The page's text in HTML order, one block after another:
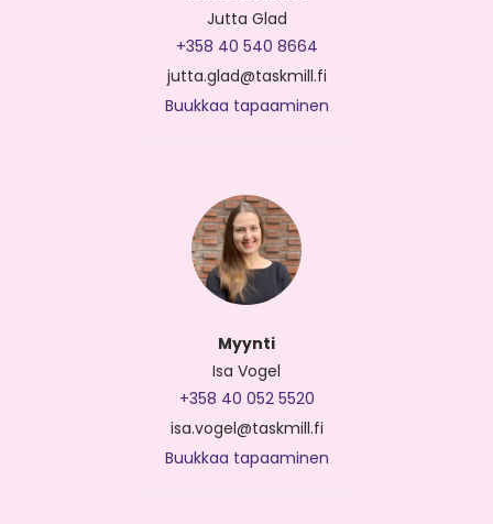
Jutta Glad
+358 40 540 8664
jutta.glad@taskmill.fi
Buukkaa tapaaminen
Myynti
Isa Vogel
+358 40 052 5520
isa.vogel@taskmill.fi
Buukkaa tapaaminen